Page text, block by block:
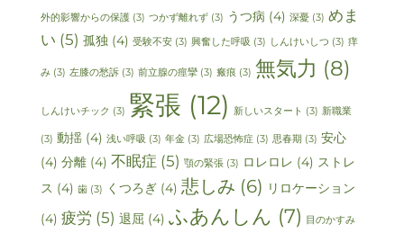
外的影響からの保護 (3) つかず離れず (3) うつ病 (4) 深憂 (3) めま
い (5) 孤独 (4) 受験不安 (3) 興奮した呼吸 (3) しんけいしつ (3) 痒
み (3) 左膝の愁訴 (3) 前立腺の痙攣 (3) 瘢痕 (3) 無気力 (8)
しんけいチック (3) 緊張 (12) 新しいスタート (3) 新職業
(3) 動揺 (4) 浅い呼吸 (3) 年金 (3) 広場恐怖症 (3) 思春期 (3) 安心
(4) 分離 (4) 不眠症 (5) 顎の緊張 (3) ロレロレ (4) ストレ
ス (4) 歯 (3) くつろぎ (4) 悲しみ (6) リロケーション
(4) 疲労 (5) 退屈 (4) ふあんしん (7) 目のかすみ